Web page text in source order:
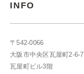
INFO
〒542‐0066
大阪市中央区瓦屋町2-6-7
瓦屋町ビル3階